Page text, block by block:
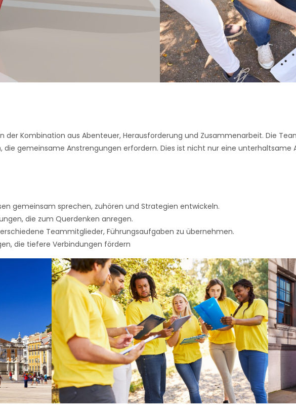
der Kombination aus Abenteuer, Herausforderung und Zusammenarbeit. Die
die gemeinsame Anstrengungen erfordern. Dies ist nicht nur eine
gemeinsam sprechen, zuhören und Strategien entwickeln.
die zum Querdenken anregen.
Teammitglieder, Führungsaufgaben zu übernehmen.
die tiefere Verbindungen fördern